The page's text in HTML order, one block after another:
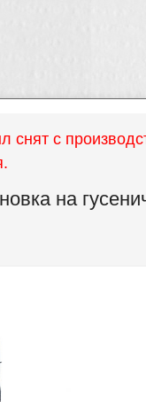
снят с
на